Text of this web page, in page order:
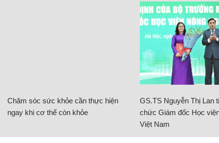
Chăm sóc sức khỏe cần thực hiện
ngay khi cơ thể còn khỏe
GS.TS Nguyễn Thị Lan
chức Giám đốc Học
Việt Nam